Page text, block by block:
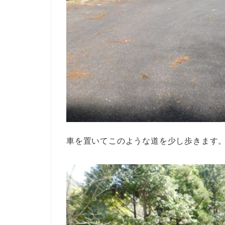
車を置いてこのような道を少し歩きます